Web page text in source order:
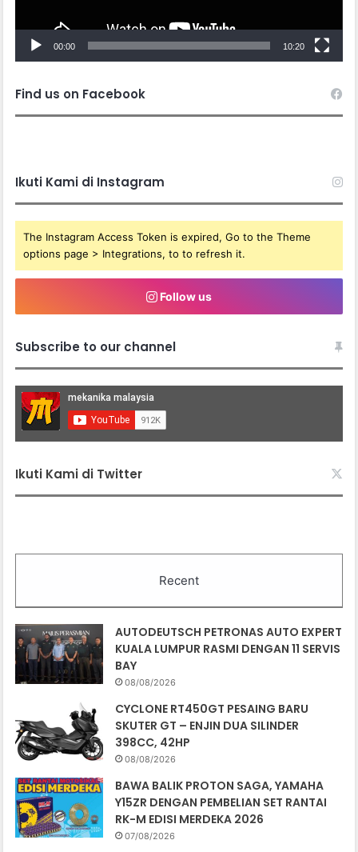
00:00 10:20
Find us on Facebook
Ikuti Kami di Instagram
The Instagram Access Token is expired, Go to the Theme
options page > Integrations, to to refresh it.
Follow us
Subscribe to our channel
Ikuti Kami di Twitter
Recent
AUTODEUTSCH PETRONAS AUTO EXPERT
KUALA LUMPUR RASMI DENGAN 11 SERVIS
BAY
08/08/2026
CYCLONE RT450GT PESAING BARU
SKUTER GT – ENJIN DUA SILINDER
398CC, 42HP
08/08/2026
BAWA BALIK PROTON SAGA, YAMAHA
Y15ZR DENGAN PEMBELIAN SET RANTAI
RK-M EDISI MERDEKA 2026
07/08/2026